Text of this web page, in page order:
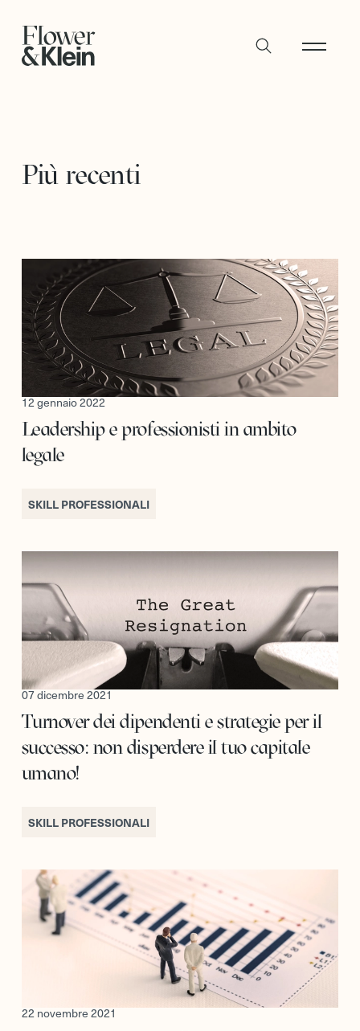
Più recenti
12 gennaio 2022
Leadership e professionisti in ambito
legale
SKILL PROFESSIONALI
07 dicembre 2021
Turnover dei dipendenti e strategie per il
successo: non disperdere il tuo capitale
umano!
SKILL PROFESSIONALI
22 novembre 2021